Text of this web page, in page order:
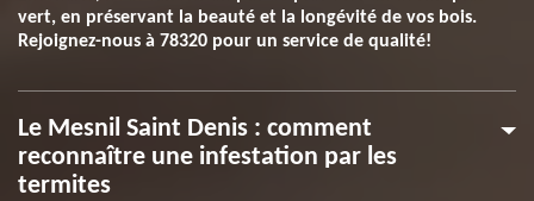
vert, en préservant la beauté et la longévité de vos bois.
Rejoignez-nous à 78320 pour un service de qualité!
Le Mesnil Saint Denis : comment
reconnaître une infestation par les
termites